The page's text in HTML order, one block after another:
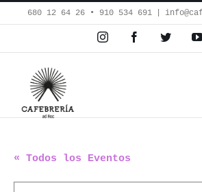
Saltar
al
contenido
680 12 64 26‬ • 910 534 691
InstagramFacebookTwitter
« Todos los Eventos